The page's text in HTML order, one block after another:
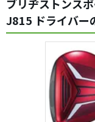
ブリヂストンス
J815 ドライバー